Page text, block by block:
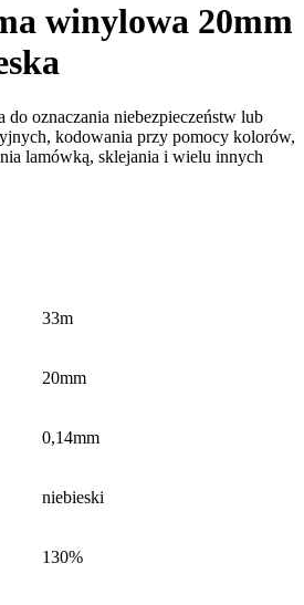
winylowa 20mm
do oznaczania niebezpieczeństw lub
kodowania przy pomocy kolorów,
lamówką, sklejania i wielu innych
33m
20mm
0,14mm
niebieski
130%